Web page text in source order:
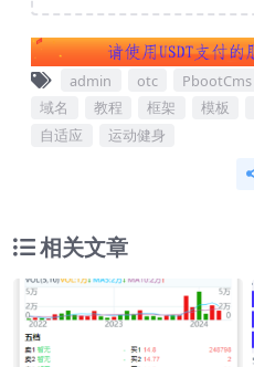
admin otc PbootCms
域名
教程 框架 模板
自适应
运动健身
相关文章